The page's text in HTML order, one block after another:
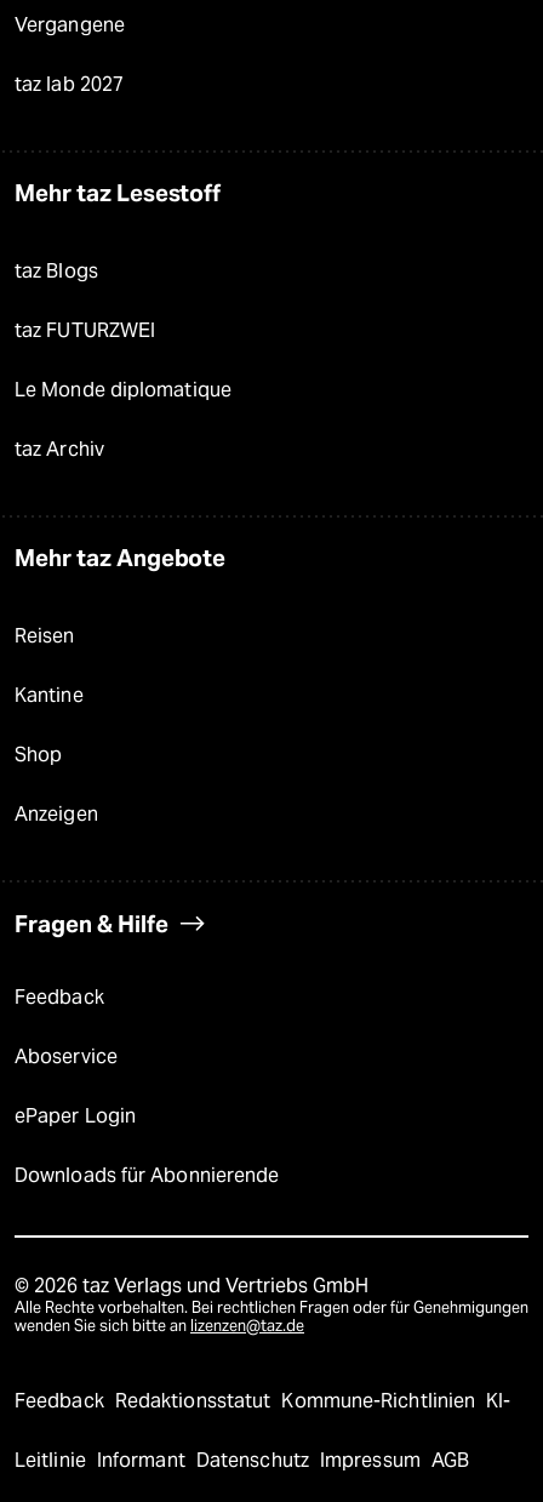
Vergangene
taz lab 2027
Mehr taz Lesestoff
taz Blogs
taz FUTURZWEI
Le Monde diplomatique
taz Archiv
Mehr taz Angebote
Reisen
Kantine
Shop
Anzeigen
Fragen & Hilfe
Feedback
Aboservice
ePaper Login
Downloads für Abonnierende
© 2026 taz Verlags und Vertriebs GmbH
Alle Rechte vorbehalten. Bei rechtlichen Fragen oder für Genehmigungen
wenden Sie sich bitte an lizenzen@taz.de
Feedback Redaktionsstatut Kommune-Richtlinien KI-
Leitlinie Informant Datenschutz Impressum AGB